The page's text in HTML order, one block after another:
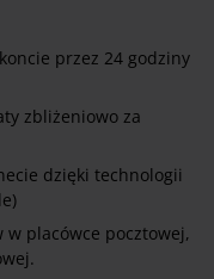
przez 24 godziny
zbliżeniowo za
dzięki technologii
w placówce pocztowej,